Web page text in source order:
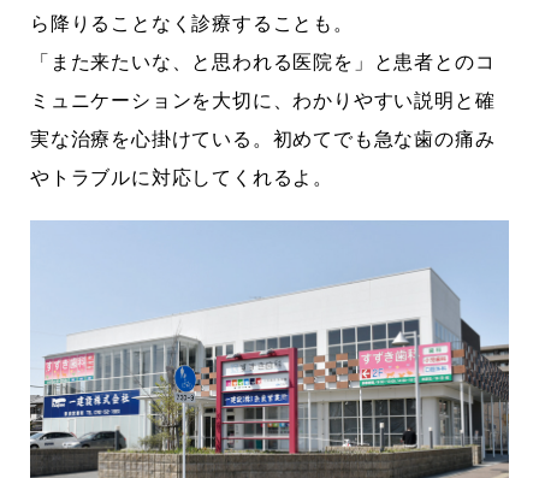
ら降りることなく診療することも。
「また来たいな、と思われる医院を」と患者とのコ
ミュニケーションを大切に、わかりやすい説明と確
実な治療を心掛けている。初めてでも急な歯の痛み
やトラブルに対応してくれるよ。